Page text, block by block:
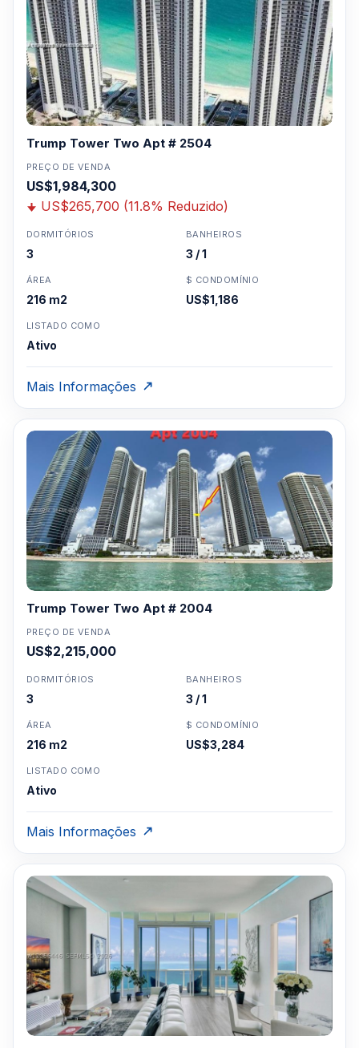
Trump Tower Two Apt # 2504
PREÇO DE VENDA
US$1,984,300
US$265,700 (11.8% Reduzido)
DORMITÓRIOS
3
BANHEIROS
3 / 1
ÁREA
216 m2
$ CONDOMÍNIO
US$1,186
LISTADO COMO
Ativo
Mais Informações
Trump Tower Two Apt # 2004
PREÇO DE VENDA
US$2,215,000
DORMITÓRIOS
3
BANHEIROS
3 / 1
ÁREA
216 m2
$ CONDOMÍNIO
US$3,284
LISTADO COMO
Ativo
Mais Informações